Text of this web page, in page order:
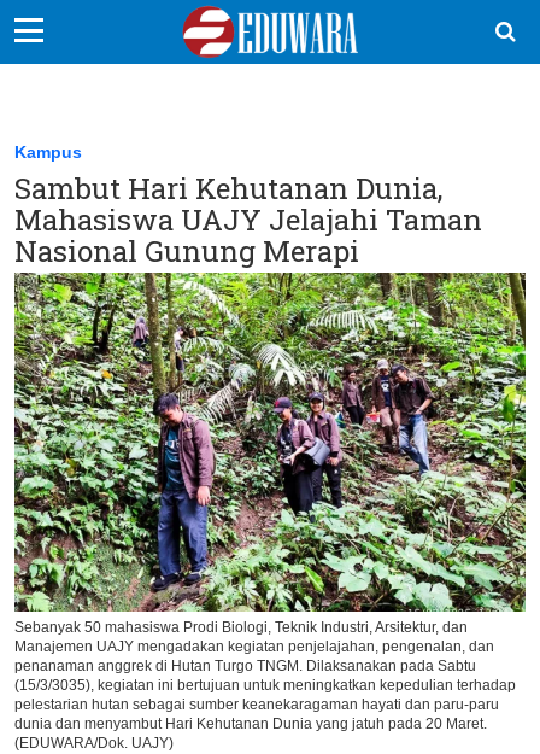
Sekolah Kita
Vokasi
Kampus
Idea
Sains
EduDana
Ikuti Kami di:
Kampus
Sambut Hari Kehutanan Dunia,
Mahasiswa UAJY Jelajahi Taman
Nasional Gunung Merapi
Sebanyak 50 mahasiswa Prodi Biologi, Teknik Industri, Arsitektur, dan
Manajemen UAJY mengadakan kegiatan penjelajahan, pengenalan, dan
penanaman anggrek di Hutan Turgo TNGM. Dilaksanakan pada Sabtu
(15/3/3035), kegiatan ini bertujuan untuk meningkatkan kepedulian terhadap
pelestarian hutan sebagai sumber keanekaragaman hayati dan paru-paru
dunia dan menyambut Hari Kehutanan Dunia yang jatuh pada 20 Maret.
(EDUWARA/Dok. UAJY)